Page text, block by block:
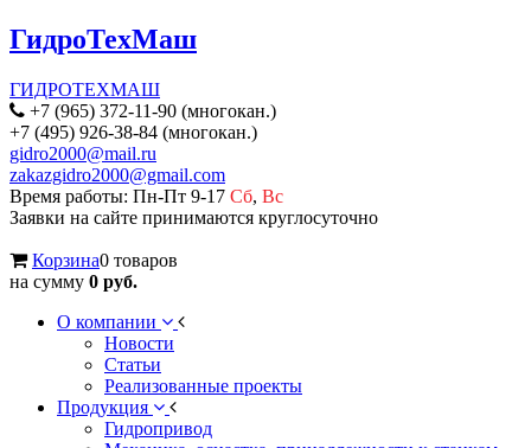
ГидроТехМаш
ГИДРОТЕХМАШ
+7 (965) 372-11-90 (многокан.)
+7 (495) 926-38-84 (многокан.)
gidro2000@mail.ru
zakazgidro2000@gmail.com
Время работы: Пн-Пт 9-17 Сб, Вс
Заявки на сайте принимаются круглосуточно
Корзина0 товаров
на сумму 0 руб.
О компании
Новости
Статьи
Реализованные проекты
Продукция
Гидропривод